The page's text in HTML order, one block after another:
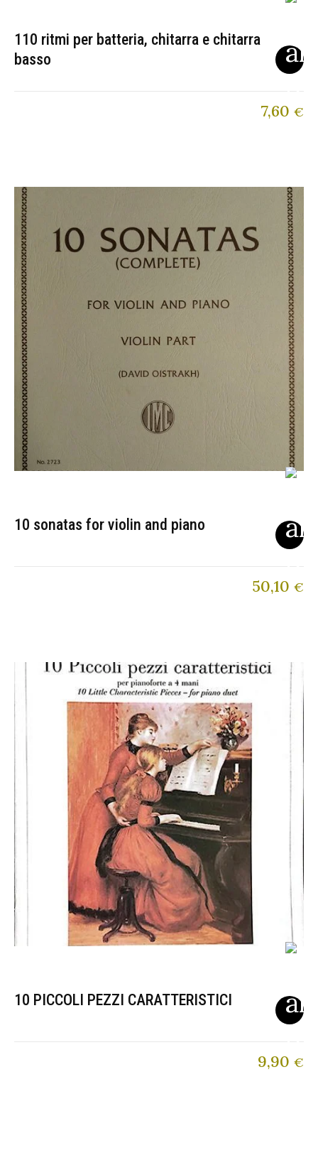
110 ritmi per batteria, chitarra e chitarra
basso
7,60 €
10 sonatas for violin and piano
50,10 €
10 PICCOLI PEZZI CARATTERISTICI
9,90 €